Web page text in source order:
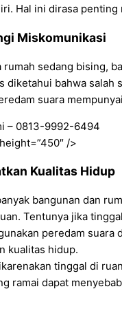
Hal ini dirasa
Miskomunikasi
rumah sedang bising,
diketahui bahwa salah
suara
– 0813-9992-6494
/>
Kualitas Hidup
bangunan dan
Tentunya jika
peredam suara
kualitas hidup.
tinggal di
ramai dapat